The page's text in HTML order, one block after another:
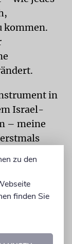
kommen.
in
Israel-
– meine
Antwort:
zu den
finden Sie